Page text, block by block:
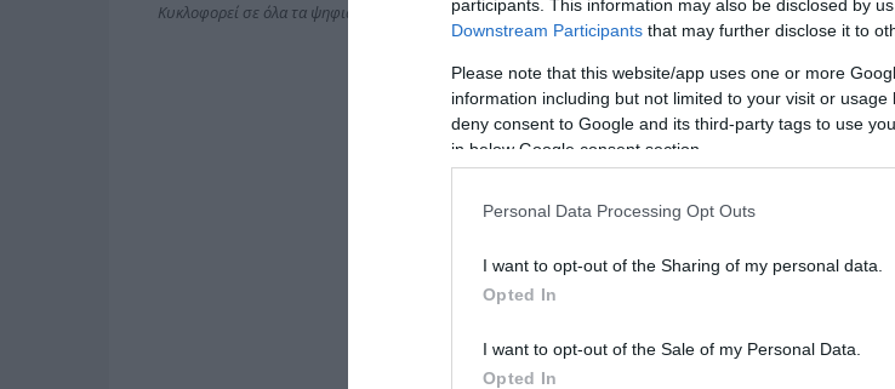
participants. This information may also be disclosed by
Downstream Participants that may further disclose it to
Please note that this website/app uses one or more
information including but not limited to your visit or
deny consent to Google and its third-party tags to use
in below Google consent section.
Personal Data Processing Opt Outs
I want to opt-out of the Sharing of my personal data.
Opted In
I want to opt-out of the Sale of my Personal Data.
Opted In
Κυκλοφορεί σε όλα τα ψηφιακά καταστήματα:http://smarturl.it/DeVa_IKatheNixta